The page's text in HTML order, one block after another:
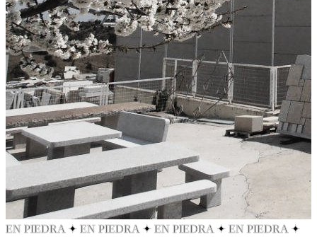
EN PIEDRA ✦ EN PIEDRA ✦ EN PIEDRA ✦ EN PIEDRA ✦